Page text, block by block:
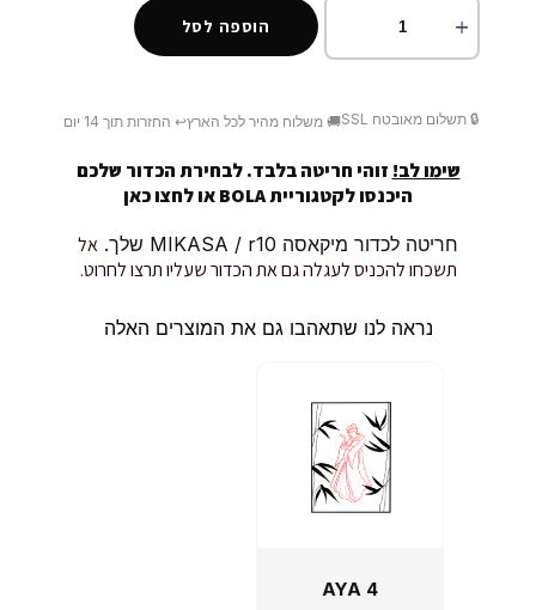
הוספה לסל
🔒 תשלום מאובטח SSL 🚚 משלוח מהיר לכל הארץ↩️ החזרות תוך 14 יום
שימו לב! זוהי חריטה בלבד. לבחירת הכדור שלכם
היכנסו לקטגוריית BOLA או
לחצו כאן
חריטה לכדור מיקאסה MIKASA / r10 שלך.
אל
תשכחו להכניס לעגלה גם את הכדור שעליו תרצו לחרוט.
נראה לנו שתאהבו גם את המוצרים האלה
AYA 4